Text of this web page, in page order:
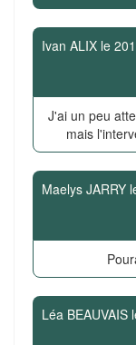
Ivan ALIX le
J'ai un peu
mais
Maelys JARRY
Léa BEAUVAIS